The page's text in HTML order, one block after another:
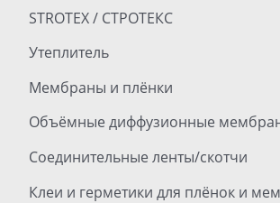
STROTEX / СТРОТЕКС
Утеплитель
Мембраны и плёнки
Объёмные диффузионные
Соединительные ленты/скотчи
Клеи и герметики для плёнок и